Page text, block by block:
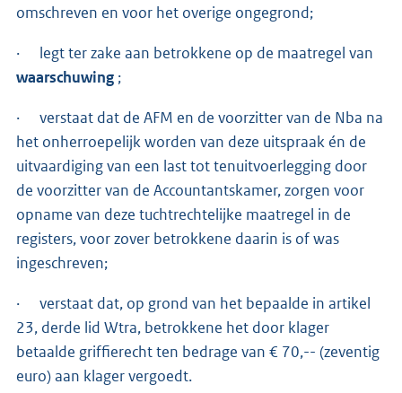
omschreven en voor het overige ongegrond;
· legt ter zake aan betrokkene op de maatregel van
waarschuwing ;
· verstaat dat de AFM en de voorzitter van de Nba na
het onherroepelijk worden van deze uitspraak én de
uitvaardiging van een last tot tenuitvoerlegging door
de voorzitter van de Accountantskamer, zorgen voor
opname van deze tuchtrechtelijke maatregel in de
registers, voor zover betrokkene daarin is of was
ingeschreven;
· verstaat dat, op grond van het bepaalde in artikel
23, derde lid Wtra, betrokkene het door klager
betaalde griffierecht ten bedrage van € 70,-- (zeventig
euro) aan klager vergoedt.